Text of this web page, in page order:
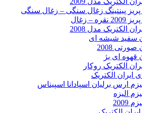
پریز پینتینگ زغال سنگی – زغال سنگی
– زغال
الکتریک مدل 2008
سفید شیشه ای
صورتی 2008
قهوه ای بژ
الکتریک روکار
ایران الکتریک
ارس برلیان اسپادانا اسپیناس
الیزه
2009